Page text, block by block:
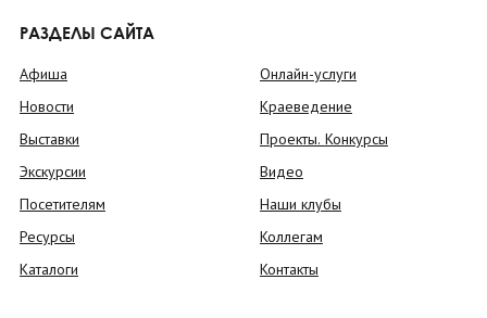
РАЗДЕЛЫ САЙТА
Афиша
Новости
Выставки
Экскурсии
Посетителям
Ресурсы
Каталоги
Онлайн-услуги
Краеведение
Проекты. Конкурсы
Видео
Наши клубы
Коллегам
Контакты